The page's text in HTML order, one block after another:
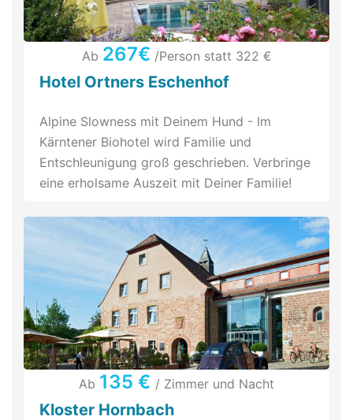
Ab 267€ /Person statt 322 €
Hotel Ortners Eschenhof
Alpine Slowness mit Deinem Hund - Im
Kärntener Biohotel wird Familie und
Entschleunigung groß geschrieben. Verbringe
eine erholsame Auszeit mit Deiner Familie!
Ab 135 € / Zimmer und Nacht
Kloster Hornbach